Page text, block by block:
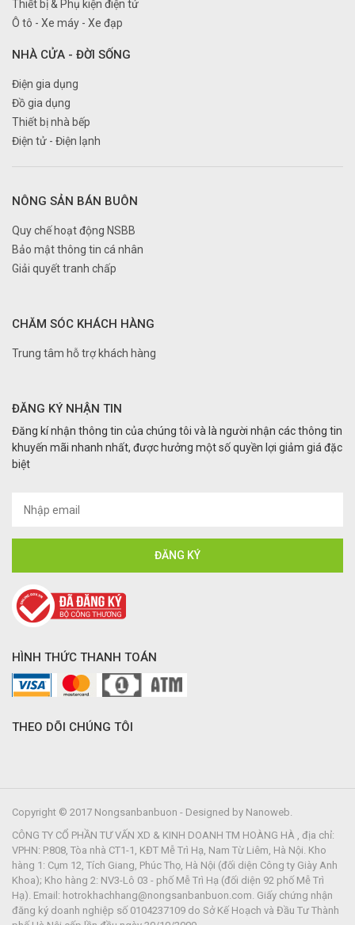
Thiết bị & Phụ kiện điện tử
Ô tô - Xe máy - Xe đạp
NHÀ CỬA - ĐỜI SỐNG
Điện gia dụng
Đồ gia dụng
Thiết bị nhà bếp
Điện tử - Điện lạnh
NÔNG SẢN BÁN BUÔN
Quy chế hoạt động NSBB
Bảo mật thông tin cá nhân
Giải quyết tranh chấp
CHĂM SÓC KHÁCH HÀNG
Trung tâm hỗ trợ khách hàng
ĐĂNG KÝ NHẬN TIN
Đăng kí nhận thông tin của chúng tôi và là người nhận các thông tin
khuyến mãi nhanh nhất, được hưởng một số quyền lợi giảm giá đặc
biệt
HÌNH THỨC THANH TOÁN
THEO DÕI CHÚNG TÔI
Copyright © 2017 Nongsanbanbuon - Designed by Nanoweb.
CÔNG TY CỔ PHẦN TƯ VẤN XD & KINH DOANH TM HOÀNG HÀ , địa chỉ:
VPHN: P.808, Tòa nhà CT1-1, KĐT Mễ Trì Hạ, Nam Từ Liêm, Hà Nội. Kho
hàng 1: Cụm 12, Tích Giang, Phúc Thọ, Hà Nội (đối diện Công ty Giày Anh
Khoa); Kho hàng 2: NV3-Lô 03 - phố Mễ Trì Hạ (đối diện 92 phố Mễ Trì
Hạ). Email: hotrokhachhang@nongsanbanbuon.com. Giấy chứng nhận
đăng ký doanh nghiệp số 0104237109 do Sở Kế Hoạch và Đầu Tư Thành